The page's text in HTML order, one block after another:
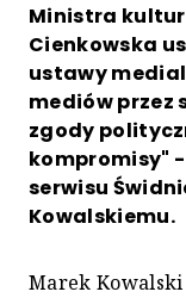
Ministra
Cienkowska
ustawy
mediów przez
zgody
kompromisy"
serwisu
Kowalskiemu.
Marek Kowalski